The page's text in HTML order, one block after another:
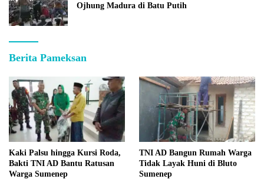
Ojhung Madura di Batu Putih
Berita Pameksan
Kaki Palsu hingga Kursi Roda,
Bakti TNI AD Bantu Ratusan
Warga Sumenep
TNI AD Bangun Rumah Warga
Tidak Layak Huni di Bluto
Sumenep